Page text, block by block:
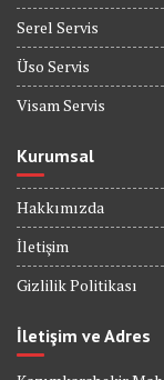
Serel Servis
Üso Servis
Visam Servis
Kurumsal
Hakkımızda
İletişim
Gizlilik Politikası
İletişim ve Adres